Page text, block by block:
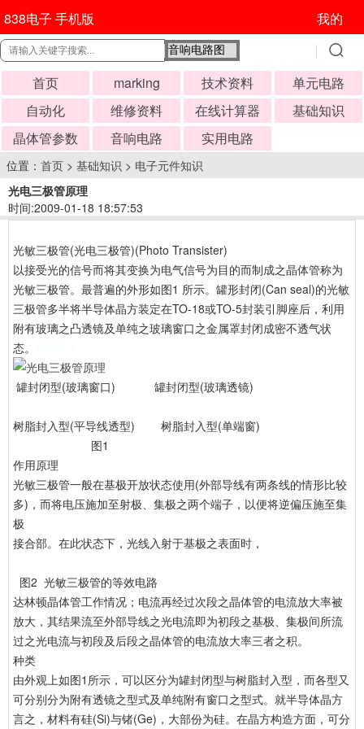
838电子 手机版 我的
首页 marking 技术资料
单元电路
自动化
维修资料 在线计算器
基础知识
晶体管参数
音响电路 实用电路
位置： 首页 > 基础知识 > 电子元件知识
光电三极管原理
时间:2009-01-18 18:57:53
光敏三极管(光电三极管)(Photo Transister)
以接受光的信号而将其变换为电气信号为目的而制成之晶体管称为
光敏三极管。最普遍的外形如图1 所示。罐形封闭(Can seal)的光敏
三极管多半将半导体晶方装定在TO-18或TO-5封装引脚座后，利用
附有玻璃之凸透镜及单纯之玻璃窗口之金属罩封闭成密不透气状
态。
罐封闭型(玻璃窗口) 罐封闭型(玻璃透镜)
树脂封入型(平导线透型) 树脂封入型(单端窗)
图1
作用原理
光敏三极管一般在基极开放状态使用(外部导线有两条线的情形比较
多)，而将电压施加至射极、集极之两个端子，以便将逆偏压施至集
极
接合部。在此状态下，光线入射于基极之表面时，
图2 光敏三极管的等效电路
达林顿晶体管工作情况；电流再经过次段之晶体管的电流放大率被
放大，其结果流至外部导线之光电流即为初段之基极、集极间所流
过之光电流与初段及后段之晶体管的电流放大率三者之积。
种类
由外观上如图1所示，可以区分为罐封闭型与树脂封入型，而各型又
可分别分为附有透镜之型式及单纯附有窗口之型式。就半导体晶方
言之，材料有硅(Si)与锗(Ge)，大部份为硅。在晶方构造方面，可分